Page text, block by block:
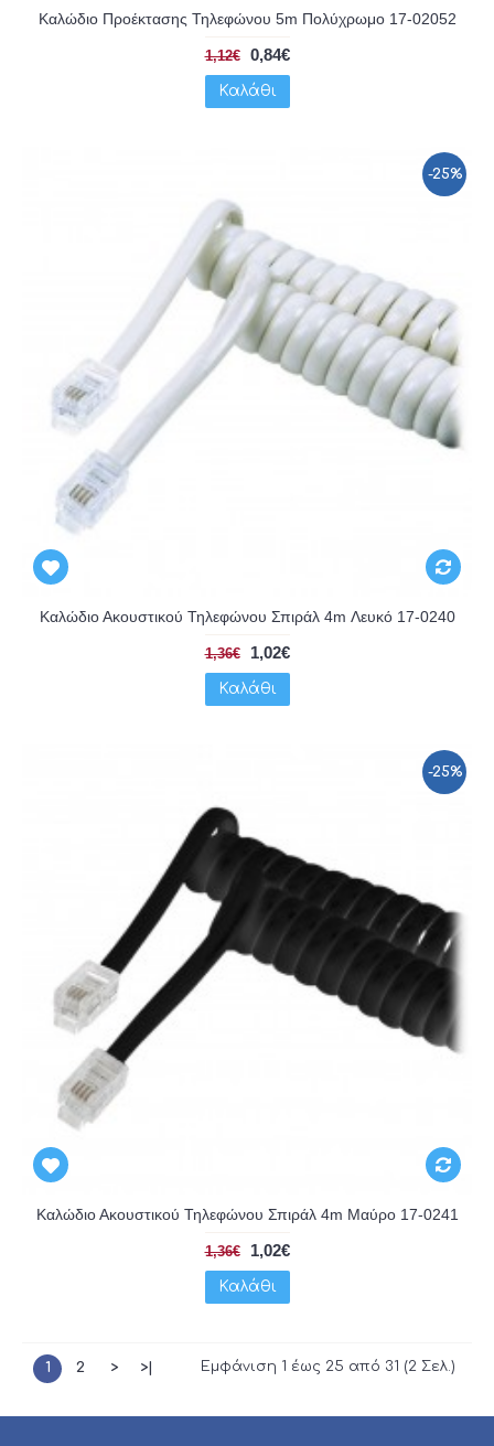
Καλώδιο Προέκτασης Τηλεφώνου 5m Πολύχρωμο 17-02052
1,12€ 0,84€
Καλάθι
-25%
Καλώδιο Ακουστικού Τηλεφώνου Σπιράλ 4m Λευκό 17-0240
1,36€ 1,02€
Καλάθι
-25%
Καλώδιο Ακουστικού Τηλεφώνου Σπιράλ 4m Μαύρο 17-0241
1,36€ 1,02€
Καλάθι
1 2 > >| Εμφάνιση 1 έως 25 από 31 (2 Σελ.)